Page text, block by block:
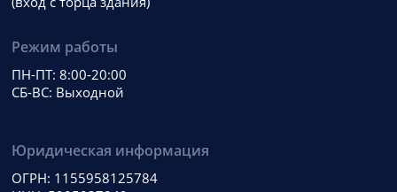
Режим работы
ПН-ПТ: 8:00-20:00
СБ-ВС: Выходной
Юридическая информация
ОГРН: 1155958125784